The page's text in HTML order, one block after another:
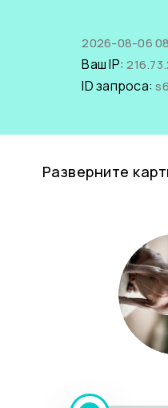
2026-08-06
Ваш IP:
ID запроса:
Разверните